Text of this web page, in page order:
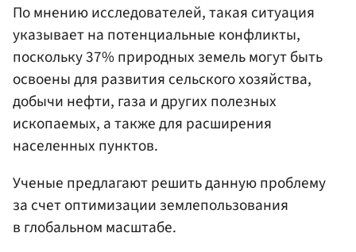
По мнению исследователей, такая ситуация
указывает на потенциальные конфликты,
поскольку 37% природных земель могут быть
освоены для развития сельского хозяйства,
добычи нефти, газа и других полезных
ископаемых, а также для расширения
населенных пунктов.
Ученые предлагают решить данную проблему
за счет оптимизации землепользования
в глобальном масштабе.